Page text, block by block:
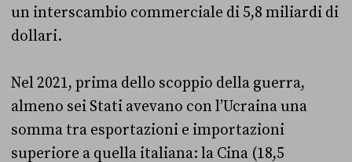
un interscambio commerciale di 5,8 miliardi di
dollari.
Nel 2021, prima dello scoppio della guerra,
almeno sei Stati avevano con l’Ucraina una
somma tra esportazioni e importazioni
superiore a quella italiana: la Cina (18,5